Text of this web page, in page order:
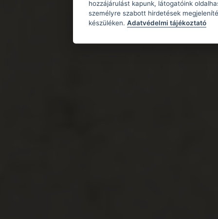
hozzájárulást kapunk, látogatóink
személyre szabott hirdetések
készüléken. Adatvédelmi tájékoztató